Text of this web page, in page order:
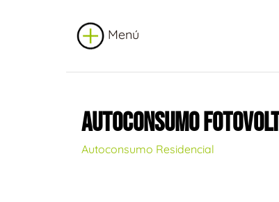
Menú
AUTOCONSUMO
Autoconsumo Residencial